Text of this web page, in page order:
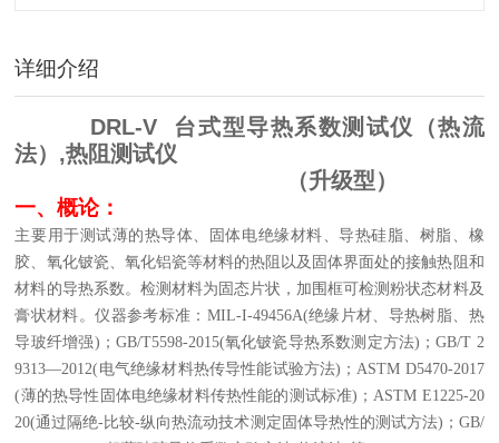
详细介绍
DRL-V 台式型导热系数测试仪（热流
法）,热阻测试仪
（升级型）
一、概论：
主要用于测试薄的热导体、固体电绝缘材料、导热硅脂、树脂、橡
胶、氧化铍瓷、氧化铝瓷等材料的热阻以及固体界面处的接触热阻和
材料的导热系数。检测材料为固态片状，加围框可检测粉状态材料及
膏状材料。仪器参考标准： MIL-I-49456A(绝缘片材、导热树脂、热
导玻纤增强) ； GB/T5598-2015(氧化铍瓷导热系数测定方法) ；GB/T 2
9313—2012( 电气绝缘材料热传导性能试验方法) ；ASTM D5470-2017
(薄的热导性固体电绝缘材料传热性能的测试标准) ；ASTM E1225-20
20(通过隔绝-比较-纵向热流动技术测定固体导热性的测试方法) ； GB/